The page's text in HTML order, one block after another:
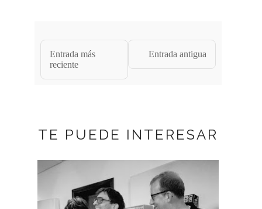
Entrada más
reciente
Entrada antigua
TE PUEDE INTERESAR